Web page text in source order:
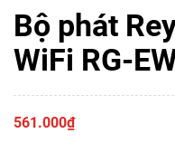
Bộ phát
WiFi RG-
561.000₫